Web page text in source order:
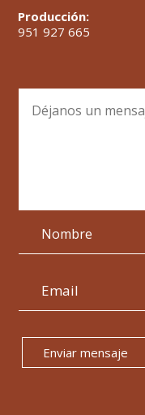
Producción:
951 927 665
Enviar mensaje